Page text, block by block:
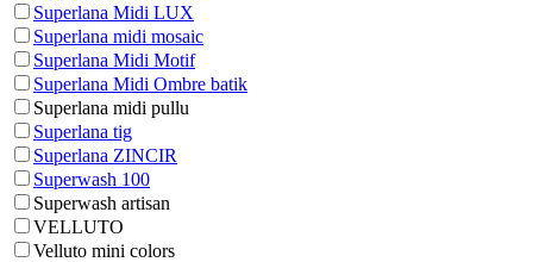
Superlana Midi LUX
Superlana midi mosaic
Superlana Midi Motif
Superlana Midi Ombre batik
Superlana midi pullu
Superlana tig
Superlana ZINCIR
Superwash 100
Superwash artisan
VELLUTO
Velluto mini colors